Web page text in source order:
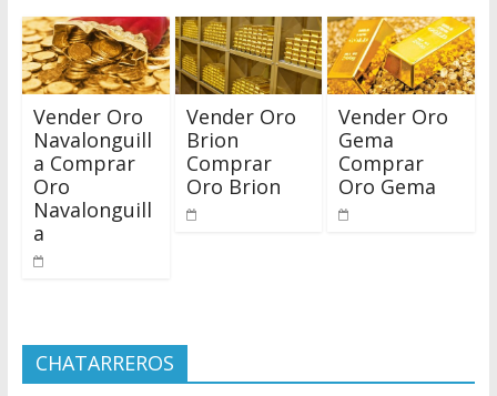
Vender Oro
Navalonguill
a Comprar
Oro
Navalonguill
a
Vender Oro
Brion
Comprar
Oro Brion
Vender Oro
Gema
Comprar
Oro Gema
CHATARREROS